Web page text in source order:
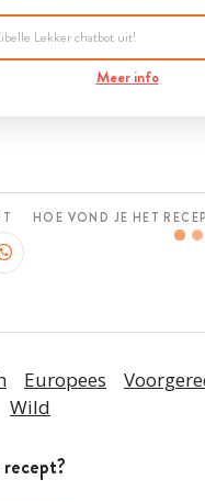
Meer info
HOE VOND JE HET
Europees
Wild